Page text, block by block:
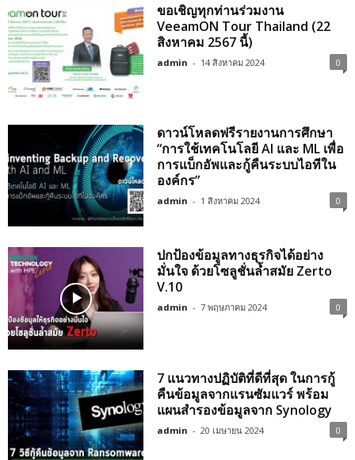
ขอเชิญทุกท่านร่วมงาน
VeeamON Tour Thailand (22
สิงหาคม 2567 นี้)
admin - 14 สิงหาคม 2024 0
ดาวน์โหลดฟรีรายงานการศึกษา
“การใช้เทคโนโลยี AI และ ML เพื่อ
การแบ็กอัพและกู้คืนระบบไอทีใน
องค์กร”
admin - 1 สิงหาคม 2024 0
ปกป้องข้อมูลทางธุรกิจได้อย่าง
มั่นใจ ด้วยโซลูชั่นล้ำสมัย Zerto
V.10
admin - 7 พฤษภาคม 2024 0
7 แนวทางปฏิบัติที่ดีที่สุด ในการกู้
คืนข้อมูลจากแรนซัมแวร์ พร้อม
แผนสำรองข้อมูลจาก Synology
admin - 20 เมษายน 2024 0